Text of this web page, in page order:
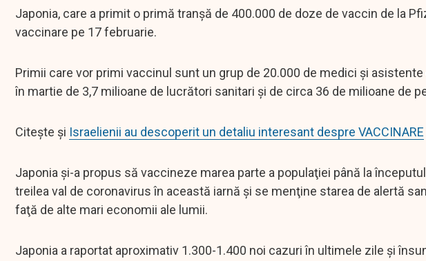
Japonia, care a primit o primă tranşă de 400.000 de doze de vaccin de la
vaccinare pe 17 februarie.
Primii care vor primi vaccinul sunt un grup de 20.000 de medici şi
în martie de 3,7 milioane de lucrători sanitari şi de circa 36 de milioane de
Citește și Israelienii au descoperit un detaliu interesant despre VACCINARE
Japonia şi-a propus să vaccineze marea parte a populaţiei până la
treilea val de coronavirus în această iarnă şi se menţine starea de alertă
faţă de alte mari economii ale lumii.
Japonia a raportat aproximativ 1.300-1.400 noi cazuri în ultimele zile şi